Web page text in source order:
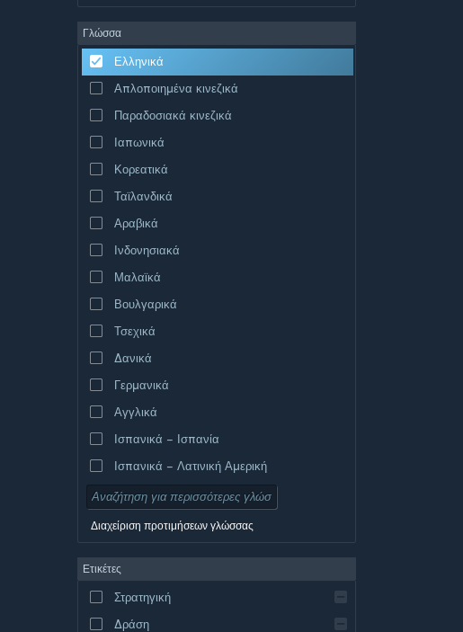
Γλώσσα
Ελληνικά
Απλοποιημένα κινεζικά
Παραδοσιακά κινεζικά
Ιαπωνικά
Κορεατικά
Ταϊλανδικά
Αραβικά
Ινδονησιακά
Μαλαϊκά
Βουλγαρικά
Τσεχικά
Δανικά
Γερμανικά
Αγγλικά
Ισπανικά – Ισπανία
Ισπανικά – Λατινική Αμερική
Διαχείριση προτιμήσεων γλώσσας
Ετικέτες
Στρατηγική
Δράση